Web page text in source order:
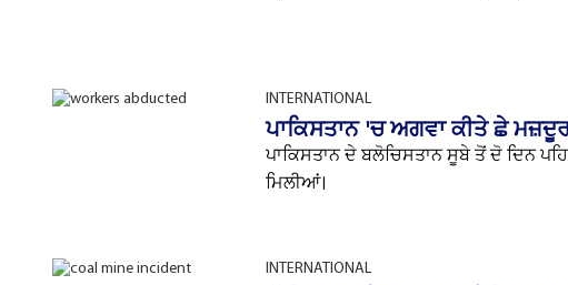
INTERNATIONAL
ਪਾਕਿਸਤਾਨ 'ਚ ਅਗਵਾ ਕੀਤੇ ਛੇ
ਪਾਕਿਸਤਾਨ ਦੇ ਬਲੋਚਿਸਤਾਨ ਸੂਬੇ ਤੋਂ ਦੋ ਦਿਨ
ਮਿਲੀਆਂ।
INTERNATIONAL